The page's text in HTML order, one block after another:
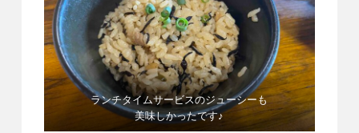
ランチタイムサービスのジューシーも
美味しかったです♪